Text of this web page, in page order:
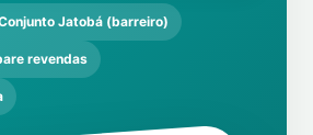
Jatobá (barreiro)
revendas